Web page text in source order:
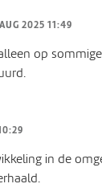
2025 11:49
op
in de